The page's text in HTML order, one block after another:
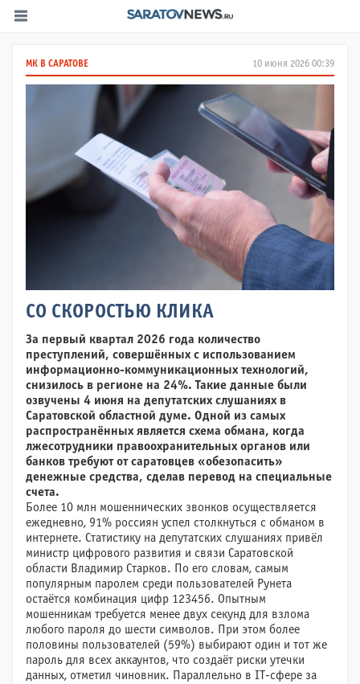
10 июня 2026 00:39
МК В САРАТОВЕ
СО СКОРОСТЬЮ КЛИКА
За первый квартал 2026 года количество
преступлений, совершённых с использованием
информационно-коммуникационных технологий,
снизилось в регионе на 24%. Такие данные были
озвучены 4 июня на депутатских слушаниях в
Саратовской областной думе. Одной из самых
распространённых является схема обмана, когда
лжесотрудники правоохранительных органов или
банков требуют от саратовцев «обезопасить»
денежные средства, сделав перевод на специальные
счета.
Более 10 млн мошеннических звонков осуществляется
ежедневно, 91% россиян успел столкнуться с обманом в
интернете. Статистику на депутатских слушаниях привёл
министр цифрового развития и связи Саратовской
области Владимир Старков. По его словам, самым
популярным паролем среди пользователей Рунета
остаётся комбинация цифр 123456. Опытным
мошенникам требуется менее двух секунд для взлома
любого пароля до шести символов. При этом более
половины пользователей (59%) выбирают один и тот же
пароль для всех аккаунтов, что создаёт риски утечки
данных, отметил чиновник. Параллельно в IT-сфере за